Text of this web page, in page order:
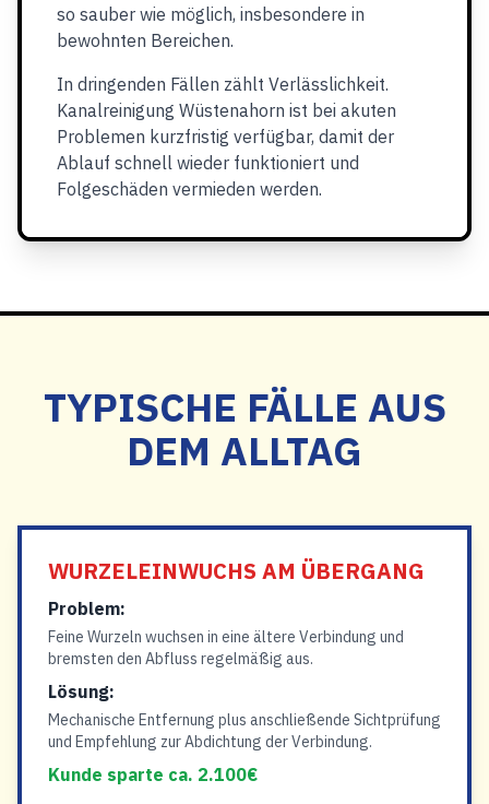
so sauber wie möglich, insbesondere in
bewohnten Bereichen.
In dringenden Fällen zählt Verlässlichkeit.
Kanalreinigung Wüstenahorn ist bei akuten
Problemen kurzfristig verfügbar, damit der
Ablauf schnell wieder funktioniert und
Folgeschäden vermieden werden.
TYPISCHE FÄLLE AUS
DEM ALLTAG
WURZELEINWUCHS AM ÜBERGANG
Problem:
Feine Wurzeln wuchsen in eine ältere Verbindung und
bremsten den Abfluss regelmäßig aus.
Lösung:
Mechanische Entfernung plus anschließende Sichtprüfung
und Empfehlung zur Abdichtung der Verbindung.
Kunde sparte ca. 2.100€